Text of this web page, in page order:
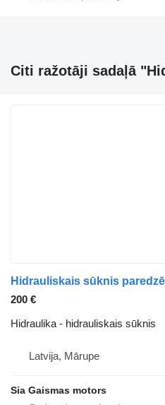
Citi ražotāji sadaļā
Hidrauliskais sūknis
200 €
Hidraulika - hidrauliskais sūknis
Latvija, Mārupe
Sia Gaismas motors